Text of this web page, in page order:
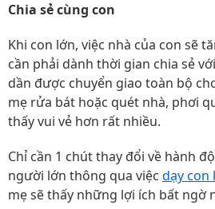
Chia sẻ cùng con
Khi con lớn, việc nhà của con sẽ
cần phải dành thời gian chia sẻ
dần được chuyển giao toàn bộ
mẹ rửa bát hoặc quét nhà, phơi
thấy vui vẻ hơn rất nhiều.
Chỉ cần 1 chút thay đổi về hành
người lớn thông qua việc dạy con
mẹ sẽ thấy những lợi ích bất ngờ